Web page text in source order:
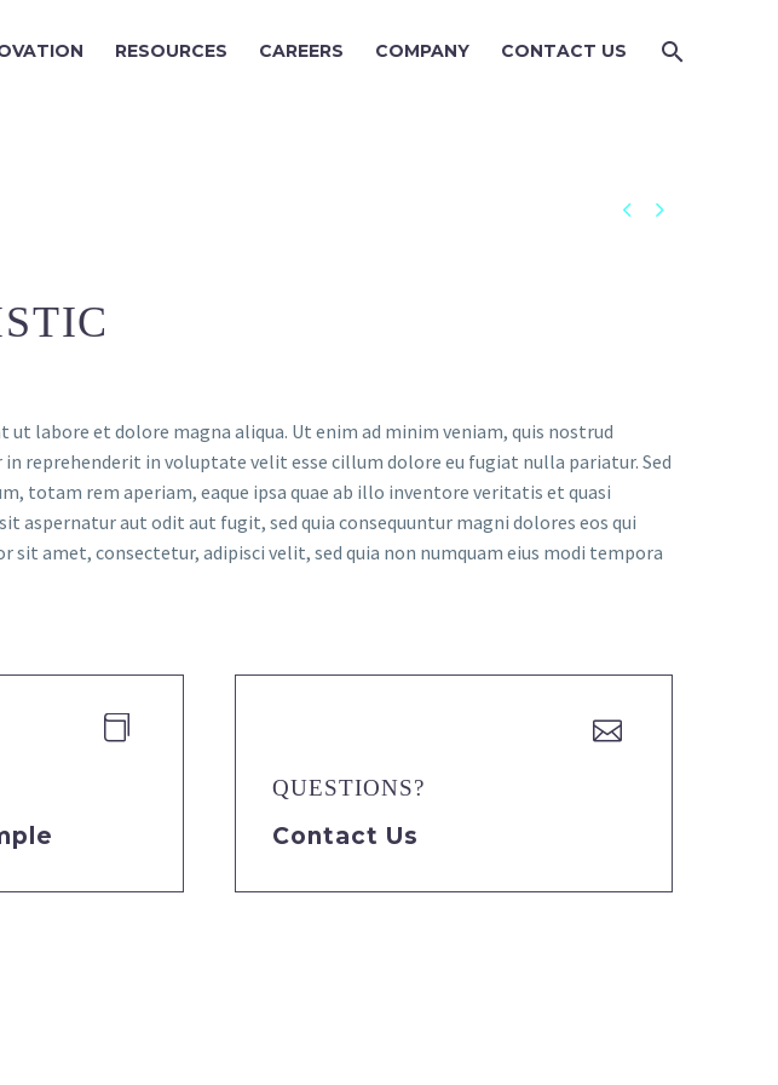
RESOURCES CAREERS COMPANY CONTACT US
 
labore et dolore magna aliqua. Ut enim ad minim veniam, quis nostrud
reprehenderit in voluptate velit esse cillum dolore eu fugiat nulla pariatur. Sed
totam rem aperiam, eaque ipsa quae ab illo inventore veritatis et quasi
aut odit aut fugit, sed quia consequuntur magni dolores eos qui
amet, consectetur, adipisci velit, sed quia non numquam eius modi tempora

 

QUESTIONS?
Contact Us